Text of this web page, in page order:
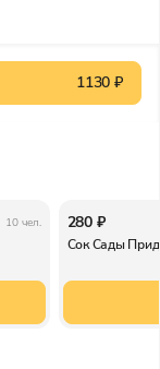
1130 ₽
10 чел. 280 ₽
Сок Сады